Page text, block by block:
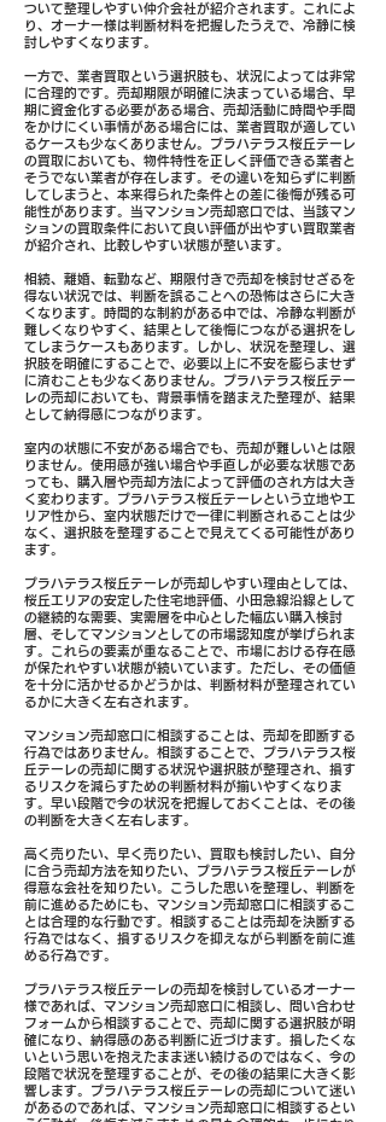
ついて整理しやすい仲介会社が紹介されます。これによ
り、オーナー様は判断材料を把握したうえで、冷静に検
討しやすくなります。
一方で、業者買取という選択肢も、状況によっては非常
に合理的です。売却期限が明確に決まっている場合、早
期に資金化する必要がある場合、売却活動に時間や手間
をかけにくい事情がある場合には、業者買取が適してい
るケースも少なくありません。プラハテラス桜丘テーレ
の買取においても、物件特性を正しく評価できる業者と
そうでない業者が存在します。その違いを知らずに判断
してしまうと、本来得られた条件との差に後悔が残る可
能性があります。当マンション売却窓口では、当該マン
ションの買取条件において良い評価が出やすい買取業者
が紹介され、比較しやすい状態が整います。
相続、離婚、転勤など、期限付きで売却を検討せざるを
得ない状況では、判断を誤ることへの恐怖はさらに大き
くなります。時間的な制約がある中では、冷静な判断が
難しくなりやすく、結果として後悔につながる選択をし
てしまうケースもあります。しかし、状況を整理し、選
択肢を明確にすることで、必要以上に不安を膨らませず
に済むことも少なくありません。プラハテラス桜丘テー
レの売却においても、背景事情を踏まえた整理が、結果
として納得感につながります。
室内の状態に不安がある場合でも、売却が難しいとは限
りません。使用感が強い場合や手直しが必要な状態であ
っても、購入層や売却方法によって評価のされ方は大き
く変わります。プラハテラス桜丘テーレという立地やエ
リア性から、室内状態だけで一律に判断されることは少
なく、選択肢を整理することで見えてくる可能性があり
ます。
プラハテラス桜丘テーレが売却しやすい理由としては、
桜丘エリアの安定した住宅地評価、小田急線沿線として
の継続的な需要、実需層を中心とした幅広い購入検討
層、そしてマンションとしての市場認知度が挙げられま
す。これらの要素が重なることで、市場における存在感
が保たれやすい状態が続いています。ただし、その価値
を十分に活かせるかどうかは、判断材料が整理されてい
るかに大きく左右されます。
マンション売却窓口に相談することは、売却を即断する
行為ではありません。相談することで、プラハテラス桜
丘テーレの売却に関する状況や選択肢が整理され、損す
るリスクを減らすための判断材料が揃いやすくなりま
す。早い段階で今の状況を把握しておくことは、その後
の判断を大きく左右します。
高く売りたい、早く売りたい、買取も検討したい、自分
に合う売却方法を知りたい、プラハテラス桜丘テーレが
得意な会社を知りたい。こうした思いを整理し、判断を
前に進めるためにも、マンション売却窓口に相談するこ
とは合理的な行動です。相談することは売却を決断する
行為ではなく、損するリスクを抑えながら判断を前に進
める行為です。
プラハテラス桜丘テーレの売却を検討しているオーナー
様であれば、マンション売却窓口に相談し、問い合わせ
フォームから相談することで、売却に関する選択肢が明
確になり、納得感のある判断に近づけます。損したくな
いという思いを抱えたまま迷い続けるのではなく、今の
段階で状況を整理することが、その後の結果に大きく影
響します。プラハテラス桜丘テーレの売却について迷い
があるのであれば、マンション売却窓口に相談するとい